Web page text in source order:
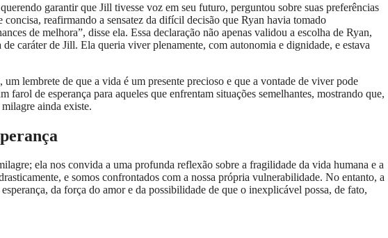
garantir que Jill tivesse voz em seu futuro, perguntou sobre suas preferências
reafirmando a sensatez da difícil decisão que Ryan havia tomado
de melhora”, disse ela. Essa declaração não apenas validou a escolha de Ryan,
caráter de Jill. Ela queria viver plenamente, com autonomia e dignidade, e estava
lembrete de que a vida é um presente precioso e que a vontade de viver pode
farol de esperança para aqueles que enfrentam situações semelhantes, mostrando que,
ainda existe.
ela nos convida a uma profunda reflexão sobre a fragilidade da vida humana e a
e somos confrontados com a nossa própria vulnerabilidade. No entanto, a
da força do amor e da possibilidade de que o inexplicável possa, de fato,